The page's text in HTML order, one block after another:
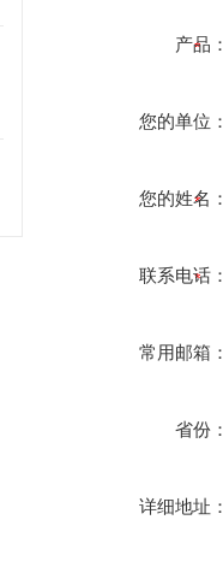
产品：
您的单位：
您的姓名：
联系电话：
常用邮箱：
省份：
详细地址：